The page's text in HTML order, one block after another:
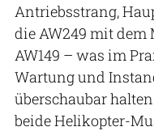
Antriebsstrang,
die AW249 mit
AW149 – was im
Wartung und
überschaubar
beide Helikopter-